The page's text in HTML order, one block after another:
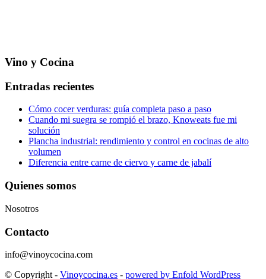
Vino y Cocina
Entradas recientes
Cómo cocer verduras: guía completa paso a paso
Cuando mi suegra se rompió el brazo, Knoweats fue mi
solución
Plancha industrial: rendimiento y control en cocinas de alto
volumen
Diferencia entre carne de ciervo y carne de jabalí
Quienes somos
Nosotros
Contacto
info@vinoycocina.com
© Copyright - Vinoycocina.es - powered by Enfold WordPress